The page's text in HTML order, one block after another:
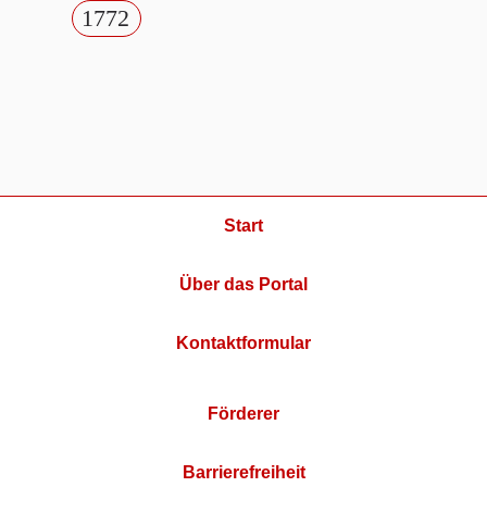
1772
Start
Über das Portal
Kontaktformular
Förderer
Barrierefreiheit